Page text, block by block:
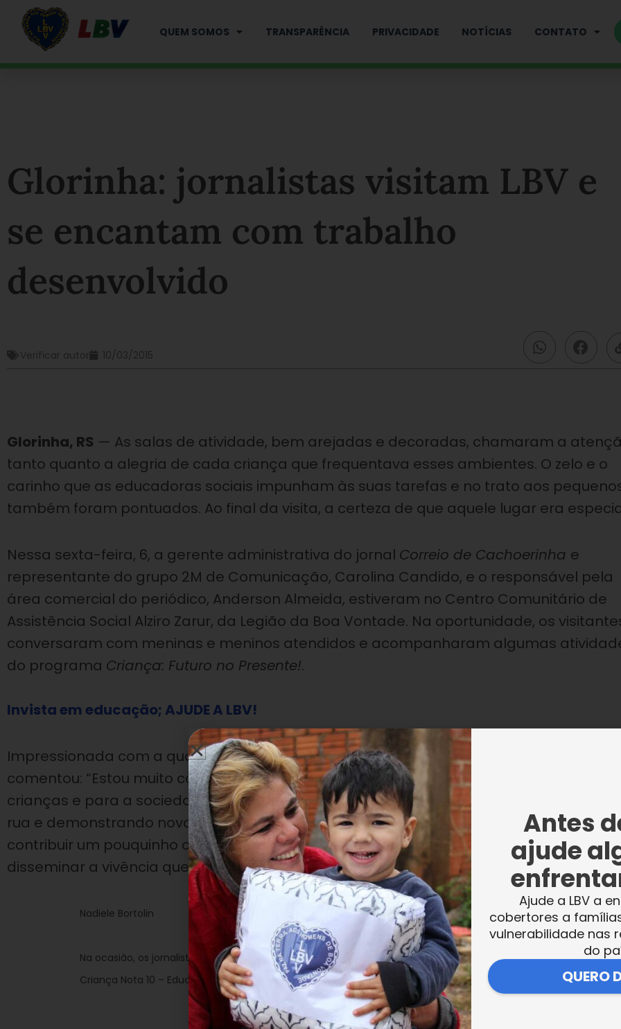
QUEM SOMOS TRANSPARÊNCIA PRIVACIDADE NOTÍCIAS CONTATO
Glorinha: jornalistas visitam LBV e
se encantam com trabalho
desenvolvido
Verificar autor 10/03/2015
Glorinha, RS — As salas de atividade, bem arejadas e decoradas, chamaram a
tanto quanto a alegria de cada criança que frequentava esses ambientes. O zelo e o
carinho que as educadoras sociais impunham às suas tarefas e no trato aos
também foram pontuados. Ao final da visita, a certeza de que aquele lugar era
Nessa sexta-feira, 6, a gerente administrativa do jornal Correio de Cachoerinha e
representante do grupo 2M de Comunicação, Carolina Candido, e o responsável pela
área comercial do periódico, Anderson Almeida, estiveram no Centro Comunitário de
Assistência Social Alziro Zarur, da Legião da Boa Vontade. Na oportunidade, os
conversaram com meninas e meninos atendidos e acompanharam algumas
do programa Criança: Futuro no Presente!.
Invista em educação; AJUDE A LBV!
Impressionada com a qualidade do trabalho e a estrutura da Instituição, Carolina
comentou: “Estou muito contente em ver que nossa contribuição é revertida para essas
crianças e para a sociedade em geral, porque nós estamos tirando essas crianças da
rua e demonstrando novos valores. Quero agradecer pela oportunidade de poder
contribuir um pouquinho com esse trabalho, realmente me sinto na obrigação de
disseminar a vivência que a gente teve aqui”.
Nadiele Bortolin
Na ocasião, os jornalistas receberam das crianças da LBV o agradecimento pelo apoio à campanha
Criança Nota 10 – Educar alimenta o futuro!.
Antes
ajude
Ajude a LBV a
cobertores a
vulnerabilidade nas
do
QUERO